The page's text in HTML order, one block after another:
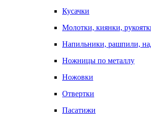
Кусачки
Молотки, киянки,
Напильники, рашпили,
Ножницы по металлу
Ножовки
Отвертки
Пасатижи